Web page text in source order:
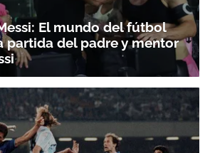
El mundo del fútbol
partida del padre y mentor